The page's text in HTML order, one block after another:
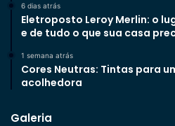
6 dias atrás
Eletroposto Leroy Merlin: o
e de tudo o que sua casa
1 semana atrás
Cores Neutras: Tintas para
acolhedora
Galeria